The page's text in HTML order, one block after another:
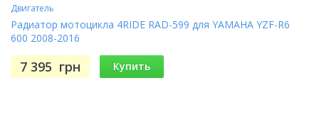
Двигатель
Радиатор мотоцикла 4RIDE RAD-599 для YAMAHA YZF-R6
600 2008-2016
7 395 грн Купить